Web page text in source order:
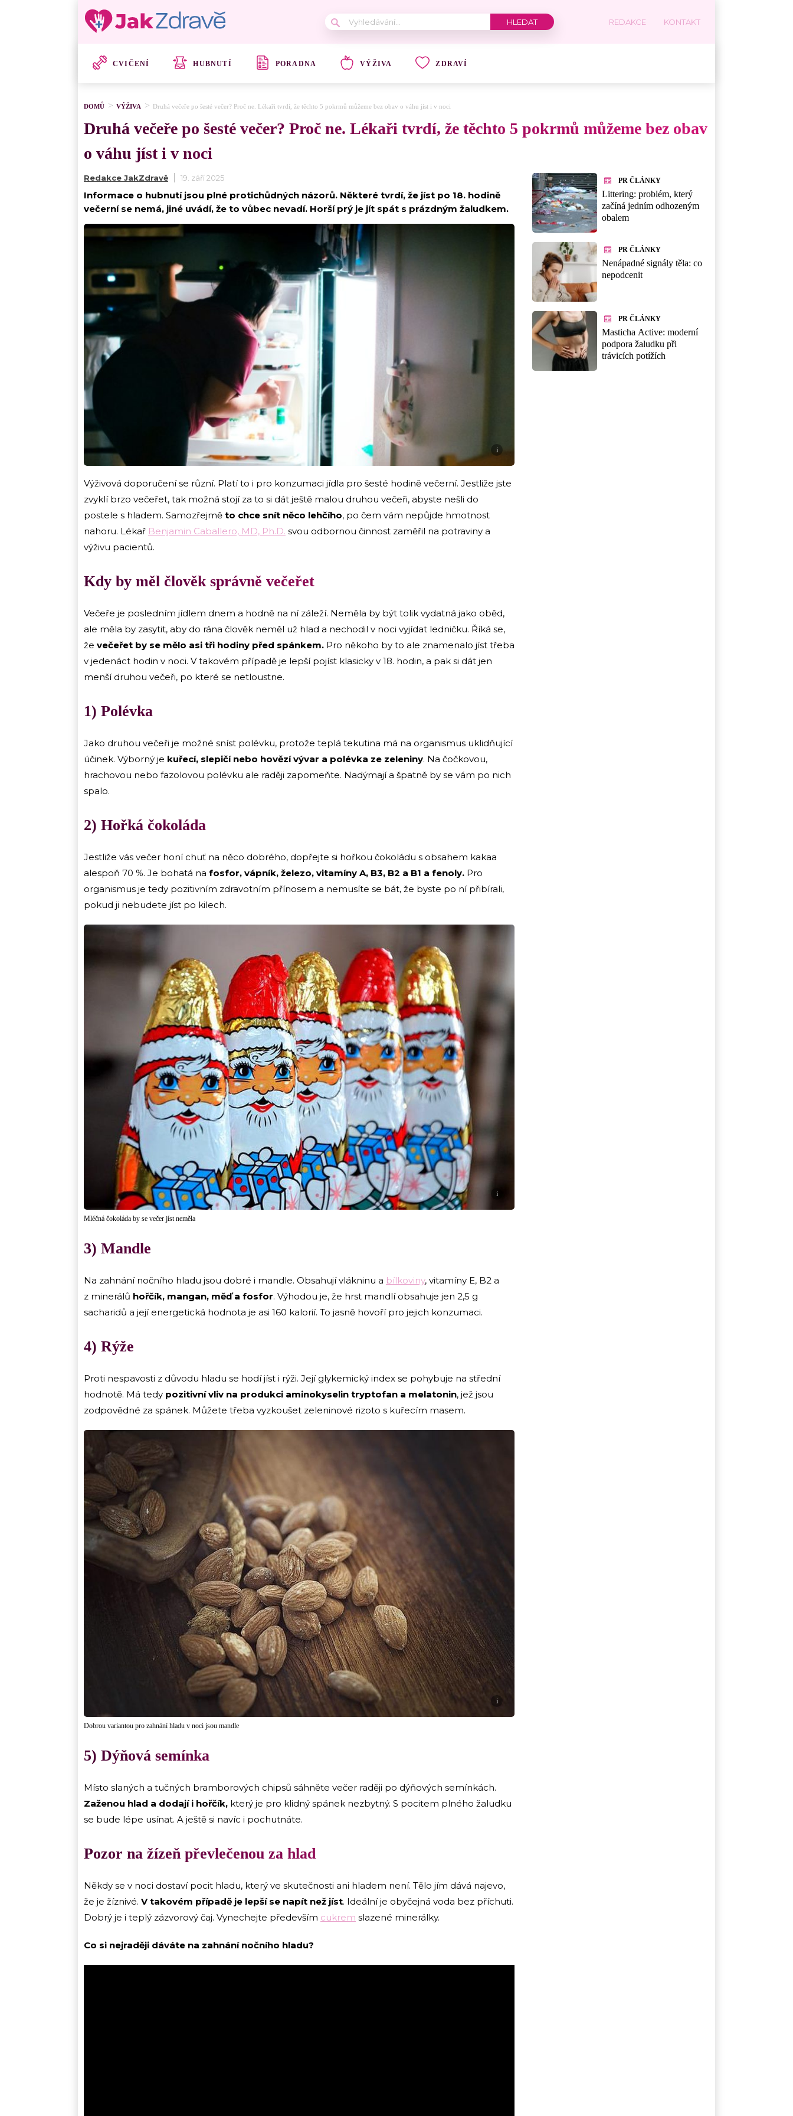
REDAKCE KONTAKT
CVIČENÍ HUBNUTÍ PORADNA VÝŽIVA ZDRAVÍ
DOMŮ VÝŽIVA Druhá večeře po šesté večer? Proč ne. Lékaři tvrdí, že těchto 5 pokrmů můžeme bez obav o váhu jíst i v noci
Druhá večeře po šesté večer? Proč ne. Lékaři tvrdí, že těchto 5 pokrmů můžeme bez obav
o váhu jíst i v noci
Redakce JakZdravě 19. září 2025
Informace o hubnutí jsou plné protichůdných názorů. Některé tvrdí, že jíst po 18. hodině
večerní se nemá, jiné uvádí, že to vůbec nevadí. Horší prý je jít spát s prázdným žaludkem.
i
Výživová doporučení se různí. Platí to i pro konzumaci jídla pro šesté hodině večerní. Jestliže jste
zvyklí brzo večeřet, tak možná stojí za to si dát ještě malou druhou večeři, abyste nešli do
postele s hladem. Samozřejmě to chce snít něco lehčího, po čem vám nepůjde hmotnost
nahoru. Lékař Benjamin Caballero, MD, Ph.D. svou odbornou činnost zaměřil na potraviny a
výživu pacientů.
Kdy by měl člověk správně večeřet
Večeře je posledním jídlem dnem a hodně na ní záleží. Neměla by být tolik vydatná jako oběd,
ale měla by zasytit, aby do rána člověk neměl už hlad a nechodil v noci vyjídat ledničku. Říká se,
že večeřet by se mělo asi tři hodiny před spánkem. Pro někoho by to ale znamenalo jíst třeba
v jedenáct hodin v noci. V takovém případě je lepší pojíst klasicky v 18. hodin, a pak si dát jen
menší druhou večeři, po které se netloustne.
1) Polévka
Jako druhou večeři je možné sníst polévku, protože teplá tekutina má na organismus uklidňující
účinek. Výborný je kuřecí, slepičí nebo hovězí vývar a polévka ze zeleniny. Na čočkovou,
hrachovou nebo fazolovou polévku ale raději zapomeňte. Nadýmají a špatně by se vám po nich
spalo.
2) Hořká čokoláda
Jestliže vás večer honí chuť na něco dobrého, dopřejte si hořkou čokoládu s obsahem kakaa
alespoň 70 %. Je bohatá na fosfor, vápník, železo, vitamíny A, B3, B2 a B1 a fenoly. Pro
organismus je tedy pozitivním zdravotním přínosem a nemusíte se bát, že byste po ní přibírali,
pokud ji nebudete jíst po kilech.
i
Mléčná čokoláda by se večer jíst neměla
3) Mandle
Na zahnání nočního hladu jsou dobré i mandle. Obsahují vlákninu a bílkoviny, vitamíny E, B2 a
z minerálů hořčík, mangan, měď a fosfor. Výhodou je, že hrst mandlí obsahuje jen 2,5 g
sacharidů a její energetická hodnota je asi 160 kalorií. To jasně hovoří pro jejich konzumaci.
4) Rýže
Proti nespavosti z důvodu hladu se hodí jíst i rýži. Její glykemický index se pohybuje na střední
hodnotě. Má tedy pozitivní vliv na produkci aminokyselin tryptofan a melatonin, jež jsou
zodpovědné za spánek. Můžete třeba vyzkoušet zeleninové rizoto s kuřecím masem.
i
Dobrou variantou pro zahnání hladu v noci jsou mandle
5) Dýňová semínka
Místo slaných a tučných bramborových chipsů sáhněte večer raději po dýňových semínkách.
Zaženou hlad a dodají i hořčík, který je pro klidný spánek nezbytný. S pocitem plného žaludku
se bude lépe usínat. A ještě si navíc i pochutnáte.
Pozor na žízeň převlečenou za hlad
Někdy se v noci dostaví pocit hladu, který ve skutečnosti ani hladem není. Tělo jím dává najevo,
že je žíznivé. V takovém případě je lepší se napít než jíst. Ideální je obyčejná voda bez příchuti.
Dobrý je i teplý zázvorový čaj. Vynechejte především cukrem slazené minerálky.
Co si nejraději dáváte na zahnání nočního hladu?
PR ČLÁNKY
Littering: problém, který
začíná jedním odhozeným
obalem
PR ČLÁNKY
Nenápadné signály těla: co
nepodcenit
PR ČLÁNKY
Masticha Active: moderní
podpora žaludku při
trávicích potížích